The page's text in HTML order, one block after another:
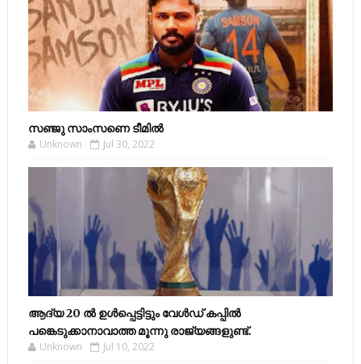
സഞ്ജു സാംസണെ ടീമില്‍
Unknown Jul 30, 2022
ആദ്യ 20 ല്‍ ഉള്‍പ്പെട്ടിട്ടും വേള്‍ഡ് കപ്പില്‍
പങ്കെടുക്കാനാവാത്ത മൂന്നു രാജ്യങ്ങളുണ്ട്.
Unknown Jul 10, 2022